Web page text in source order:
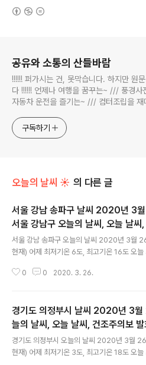
공유와 소통의 산들바람
!!!!!! 퍼가시는 건, 못막습니다. 하지만 원
다 !!!!!! 언제나 여행을 꿈꾸는~ /// 풍경
자동차 운전을 즐기는~ /// 컴터조립을
식하는 미드가 있는~ /// 사회적 이슈에
구독하기
오늘의 날씨 ☀ 의 다른 글
서울 강남 송파구 날씨 2020년 3
서울 강남구 오늘의 날씨, 오늘 날
0326, 초미세먼지, 미세먼지
서울 강남 송파구 오늘의 날씨 2020년 3월
현재) 어제 최저기온 6도, 최고기온 16도 오
저, 최고 기온이 2-3도 오르고요 어제에 이어
보통 = 27 ㎍/m³ 미세먼지는 보통 = 40 ㎍/
미세먼지 보통 = 35 ㎍/m³ 미세먼지는 보통
³ 대기상태는 어제보다 조금 안 좋네요 미세먼
먼지가 10마이크로그램 정도씩 늘어요
eepark 2020 0326 Thu 07:35 공유와 소
0 0 2020. 3. 26.
경기도 의정부시 날씨 2020년 3
늘의 날씨, 오늘 날씨, 건조주의보
20 0326, 초미세먼지, 미세먼지
경기도 의정부시 오늘의 날씨 2020년 3월
현재) 어제 최저기온 3도, 최고기온 18도 오